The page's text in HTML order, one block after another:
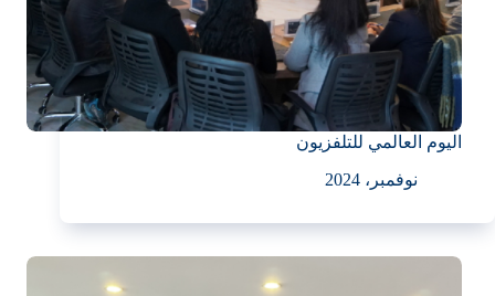
اليوم العالمي للتلفزيون
نوفمبر، 2024